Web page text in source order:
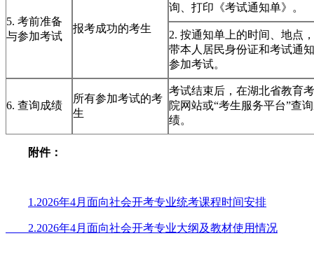
5. 考前准备
与参加考试
报考成功的考生
询、打印《考试通知单》。
2. 按通知单上的时间、地点
带本人居民身份证和考试通
参加考试。
6. 查询成绩
所有参加考试的考
生
考试结束后，在湖北省教育
院网站或“考生服务平台”查
绩。
附件：
1.2026年4月面向社会开考专业统考课程时间安排
2.2026年4月面向社会开考专业大纲及教材使用情况